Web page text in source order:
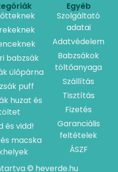
babzsák
ülőpárna
puff
huzat és
és vidd!
macska
Egyéb
Szolgáltató
adatai
Adatvédelem
Babzsákok
töltőanyaga
Szállítás
Tisztítás
Fizetés
Garanciális
feltételek
ÁSZF
© heverde.hu